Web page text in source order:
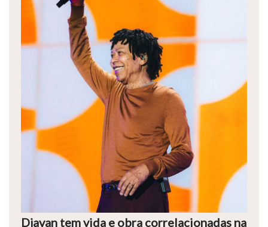
Djavan tem vida e obra correlacionadas na